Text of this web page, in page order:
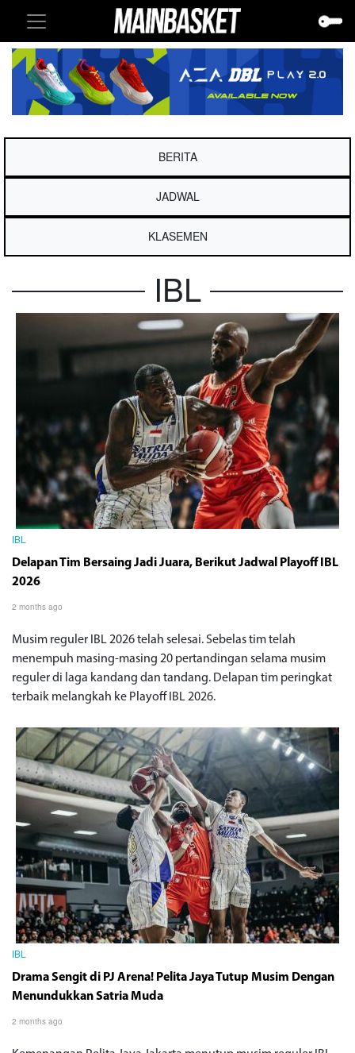
BERITA
JADWAL
KLASEMEN
IBL
IBL
Delapan Tim Bersaing Jadi Juara, Berikut Jadwal Playoff IBL
2026
2 months ago
Musim reguler IBL 2026 telah selesai. Sebelas tim telah
menempuh masing-masing 20 pertandingan selama musim
reguler di laga kandang dan tandang. Delapan tim peringkat
terbaik melangkah ke Playoff IBL 2026.
IBL
Drama Sengit di PJ Arena! Pelita Jaya Tutup Musim Dengan
Menundukkan Satria Muda
2 months ago